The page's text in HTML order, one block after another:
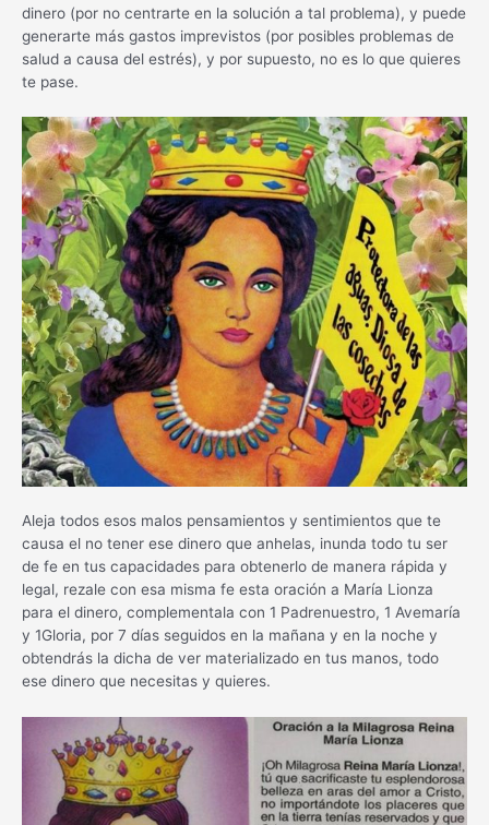
dinero (por no centrarte en la solución a tal problema), y puede
generarte más gastos imprevistos (por posibles problemas de
salud a causa del estrés), y por supuesto, no es lo que quieres
te pase.
Aleja todos esos malos pensamientos y sentimientos que te
causa el no tener ese dinero que anhelas, inunda todo tu ser
de fe en tus capacidades para obtenerlo de manera rápida y
legal, rezale con esa misma fe esta oración a María Lionza
para el dinero, complementala con 1 Padrenuestro, 1 Avemaría
y 1Gloria, por 7 días seguidos en la mañana y en la noche y
obtendrás la dicha de ver materializado en tus manos, todo
ese dinero que necesitas y quieres.